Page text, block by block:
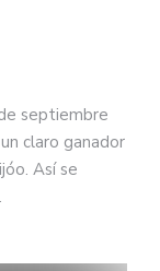
septiembre
claro ganador
Así se